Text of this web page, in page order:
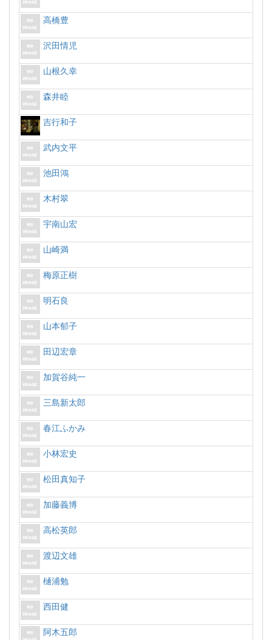
高橋豊
沢田情児
山根久幸
森井睦
吉行和子
武内文平
池田鴻
木村翠
宇南山宏
山崎満
梅原正樹
明石良
山本郁子
田辺宏章
加賀谷純一
三島新太郎
春江ふかみ
小林宏史
松田真知子
加藤義博
高松英郎
渡辺文雄
樋浦勉
西田健
阿木五郎